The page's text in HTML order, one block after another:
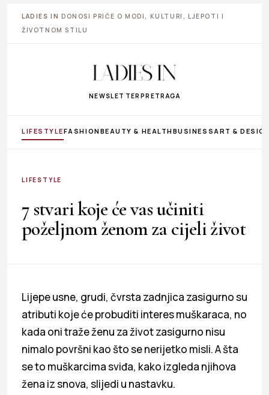
LADIES IN DONOSI PRIČE O MODI, KULTURI, LJEPOTI I
ŽIVOTNOM STILU
NEWSLETTER PRETRAGA
LIFESTYLEFASHIONBEAUTY & HEALTHBUSINESS ART &
LIFESTYLE
7 stvari koje će vas učiniti
poželjnom ženom za cijeli život
Lijepe usne, grudi, čvrsta zadnjica zasigurno su
atributi koje će probuditi interes muškaraca, no
kada oni traže ženu za život zasigurno nisu
nimalo površni kao što se nerijetko misli. A šta
se to muškarcima sviđa, kako izgleda njihova
žena iz snova, slijedi u nastavku.